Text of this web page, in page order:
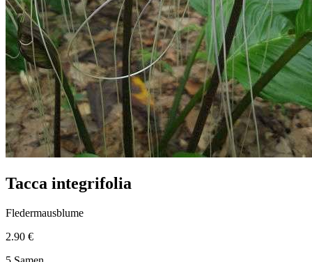
Tacca integrifolia
Fledermausblume
2.90 €